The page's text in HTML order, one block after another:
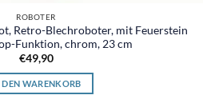
ROBOTER
Retro-Blechroboter, mit Feuerstein
Funktion, chrom, 23 cm
€49,90
DEN WARENKORB